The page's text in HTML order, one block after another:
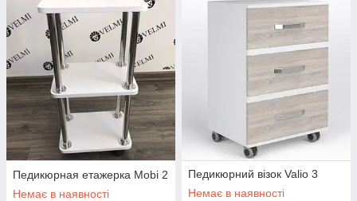
Педикюрная етажерка Mobi 2
Немає в наявності
Педикюрний візок Valio 3
Немає в наявності